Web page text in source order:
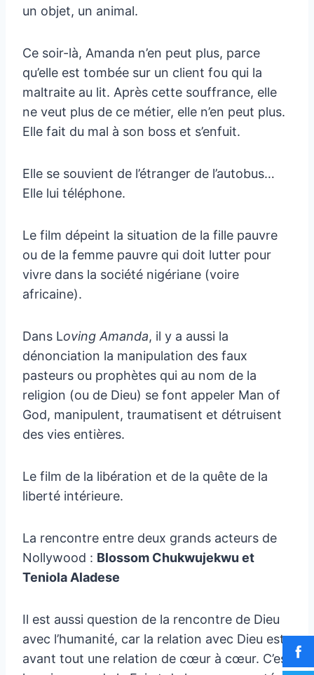
un objet, un animal.
Ce soir-là, Amanda n’en peut plus, parce
qu’elle est tombée sur un client fou qui la
maltraite au lit. Après cette souffrance, elle
ne veut plus de ce métier, elle n’en peut plus.
Elle fait du mal à son boss et s’enfuit.
Elle se souvient de l’étranger de l’autobus…
Elle lui téléphone.
Le film dépeint la situation de la fille pauvre
ou de la femme pauvre qui doit lutter pour
vivre dans la société nigériane (voire
africaine).
Dans Loving Amanda, il y a aussi la
dénonciation la manipulation des faux
pasteurs ou prophètes qui au nom de la
religion (ou de Dieu) se font appeler Man of
God, manipulent, traumatisent et détruisent
des vies entières.
Le film de la libération et de la quête de la
liberté intérieure.
La rencontre entre deux grands acteurs de
Nollywood : Blossom Chukwujekwu et
Teniola Aladese
Il est aussi question de la rencontre de Dieu
avec l’humanité, car la relation avec Dieu est
avant tout une relation de cœur à cœur. C’est